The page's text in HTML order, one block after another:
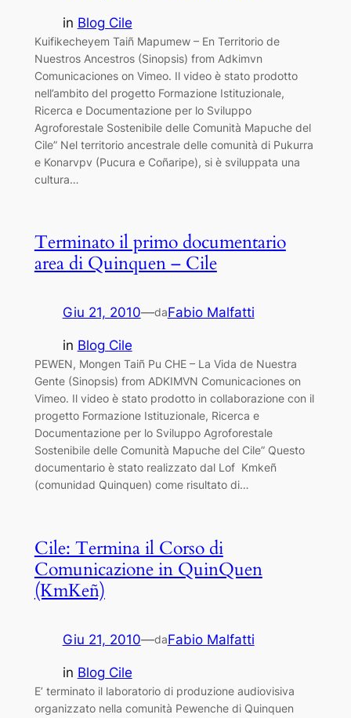
in Blog Cile
Kuifikecheyem Taiñ Mapumew – En Territorio de
Nuestros Ancestros (Sinopsis) from Adkimvn
Comunicaciones on Vimeo. Il video è stato prodotto
nell’ambito del progetto Formazione Istituzionale,
Ricerca e Documentazione per lo Sviluppo
Agroforestale Sostenibile delle Comunità Mapuche del
Cile” Nel territorio ancestrale delle comunità di Pukurra
e Konarvpv (Pucura e Coñaripe), si è sviluppata una
cultura…
Terminato il primo documentario
area di Quinquen – Cile
Giu 21, 2010—daFabio Malfatti
in Blog Cile
PEWEN, Mongen Taiñ Pu CHE – La Vida de Nuestra
Gente (Sinopsis) from ADKIMVN Comunicaciones on
Vimeo. Il video è stato prodotto in collaborazione con il
progetto Formazione Istituzionale, Ricerca e
Documentazione per lo Sviluppo Agroforestale
Sostenibile delle Comunità Mapuche del Cile” Questo
documentario è stato realizzato dal Lof Kmkeñ
(comunidad Quinquen) come risultato di…
Cile: Termina il Corso di
Comunicazione in QuinQuen
(KmKeñ)
Giu 21, 2010—daFabio Malfatti
in Blog Cile
E’ terminato il laboratorio di produzione audiovisiva
organizzato nella comunità Pewenche di Quinquen